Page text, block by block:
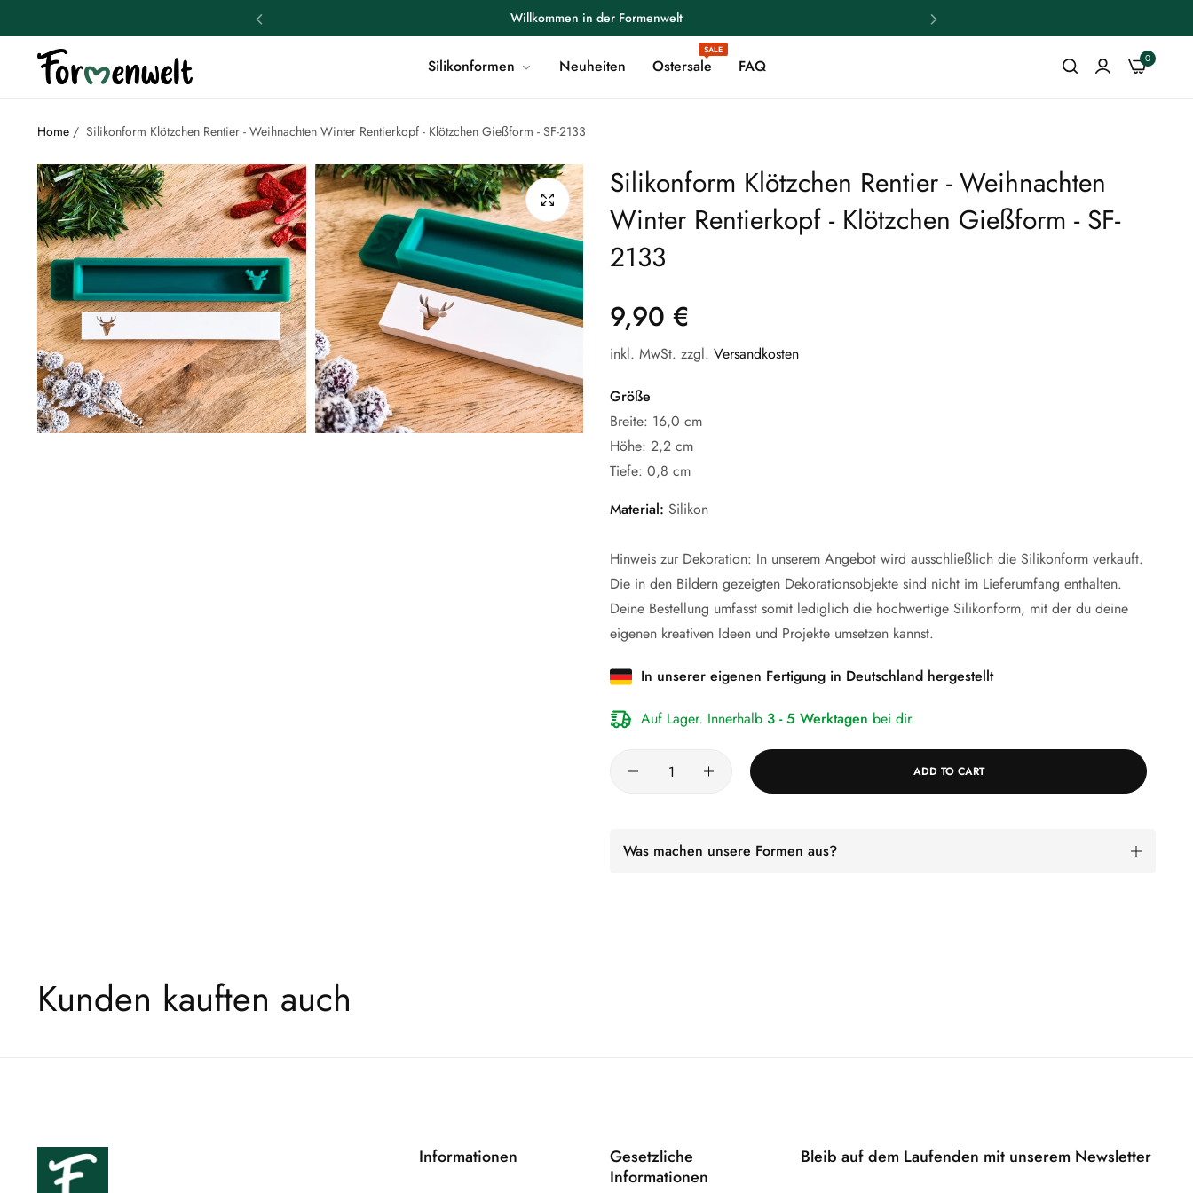
Willkommen in der Formenwelt
Versandkostenfrei ab 60€
Willkommen in der Formenwelt
Versandkostenfrei ab 60€
Willkommen in der Formenwelt
Versandkostenfrei ab 60€
Willkommen in der Formenwelt
Willkommen in der Formenwelt
Silikonformen Neuheiten Ostersale
SALE
FAQ 0
Home / Silikonform Klötzchen Rentier - Weihnachten Winter Rentierkopf - Klötzchen Gießform - SF-2133
Silikonform Klötzchen Rentier - Weihnachten
Winter Rentierkopf - Klötzchen Gießform - SF-
2133
Regular
price
9,90 €
inkl. MwSt. zzgl. Versandkosten
Größe
Breite: 16,0 cm
Höhe: 2,2 cm
Tiefe: 0,8 cm
Material: Silikon
Hinweis zur Dekoration: In unserem Angebot wird ausschließlich die Silikonform verkauft.
Die in den Bildern gezeigten Dekorationsobjekte sind nicht im Lieferumfang enthalten.
Deine Bestellung umfasst somit lediglich die hochwertige Silikonform, mit der du deine
eigenen kreativen Ideen und Projekte umsetzen kannst.
In unserer eigenen Fertigung in Deutschland hergestellt
Auf Lager. Innerhalb 3 - 5 Werktagen bei dir.
ADD TO CART
Was machen unsere Formen aus?
Kunden kauften auch
Informationen
Gesetzliche
Informationen
Bleib auf dem Laufenden mit unserem Newsletter